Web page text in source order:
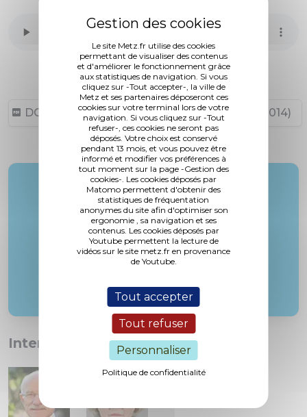
Le site Metz.fr utilise des cookies
permettant de visualiser des contenus
et d'améliorer le fonctionnement grâce
aux statistiques de navigation. Si vous
cliquez sur -Tout accepter-, la ville de
Metz et ses partenaires déposeront ces
cookies sur votre terminal lors de votre
navigation. Si vous cliquez sur -Tout
refuser-, ces cookies ne seront pas
déposés. Votre choix est conservé
pendant 13 mois, et vous pouvez être
informé et modifier vos préférences à
tout moment sur la page -Gestion des
cookies-. Les cookies déposés par
Matomo permettent d'obtenir des
statistiques de fréquentation
anonymes du site afin d'optimiser son
ergonomie , sa navigation et ses
contenus. Les cookies déposés par
Youtube permettent la lecture de
vidéos sur le site metz.fr en provenance
de Youtube.
Tout accepter
Tout refuser
Personnaliser
Politique de confidentialité
DCM N°14-02-27-3 (1,13 Mo, publié le 10/03/2014)
Rapporteur :
Mme. Olesinski
Interventions :